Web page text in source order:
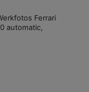
Ferrari
automatic,